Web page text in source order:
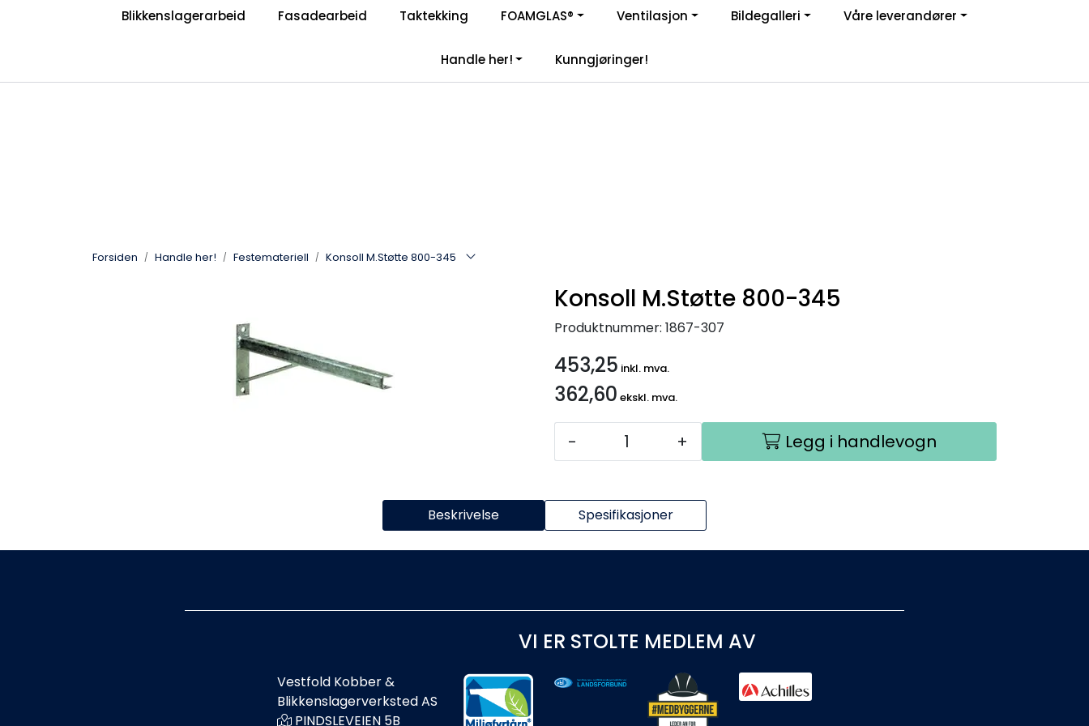
Skip to main content
Enkelt kjøp, hentes i butikk (Sandefjord)
Blikkenslagerarbeid Fasadearbeid Taktekking FOAMGLAS® Ventilasjon Bildegalleri Våre leverandører
Handle her! Kunngjøringer!
Forsiden Handle her! Festemateriell Konsoll M.Støtte 800-345
Konsoll M.Støtte 800-345
Produktnummer: 1867-307
453,25 inkl. mva.
362,60 ekskl. mva.
- + Legg i handlevogn
Beskrivelse Spesifikasjoner
VI ER STOLTE MEDLEM AV
Vestfold Kobber &
Blikkenslagerverksted AS
PINDSLEVEIEN 5B